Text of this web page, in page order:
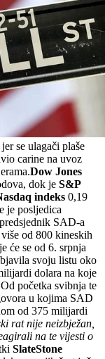
se ulagači plaše
carine na uvoz
Dow Jones
dok je S&P
indeks 0,19
je posljedica
SAD-a
od 800 kineskih
će se od 6. srpnja
svoju listu oko
dolara na koje
početka svibnja te
u kojima SAD
od 375 milijardi
rat nije neizbježan,
na te vijesti o
SlateStone